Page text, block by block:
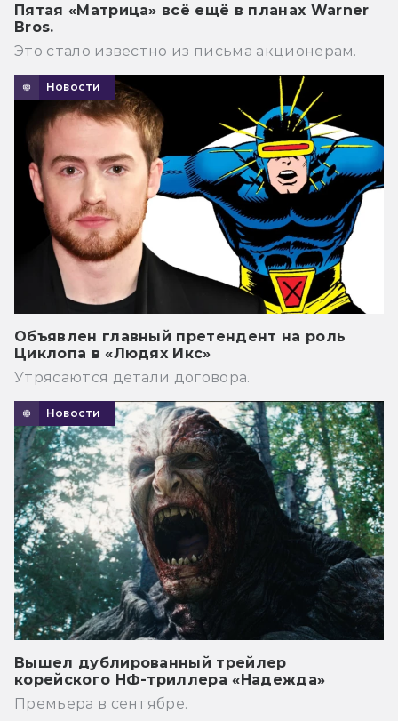
Пятая «Матрица» всё ещё в планах Warner
Bros.
Это стало известно из письма акционерам.
Новости
Объявлен главный претендент на роль
Циклопа в «Людях Икс»
Утрясаются детали договора.
Новости
Вышел дублированный трейлер
корейского НФ-триллера «Надежда»
Премьера в сентябре.